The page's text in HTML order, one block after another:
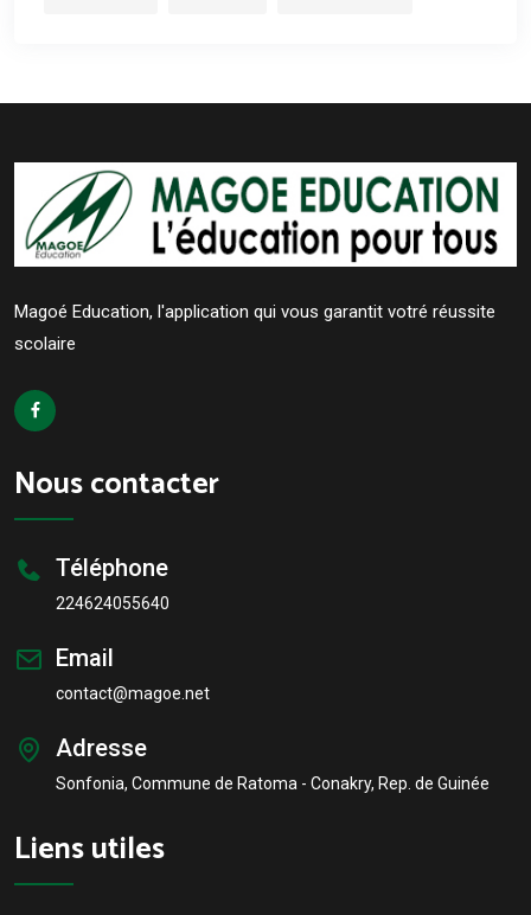
Magoé Education, l'application qui vous garantit votré réussite
scolaire
Nous contacter
Téléphone
224624055640
Email
contact@magoe.net
Adresse
Sonfonia, Commune de Ratoma - Conakry, Rep. de Guinée
Liens utiles